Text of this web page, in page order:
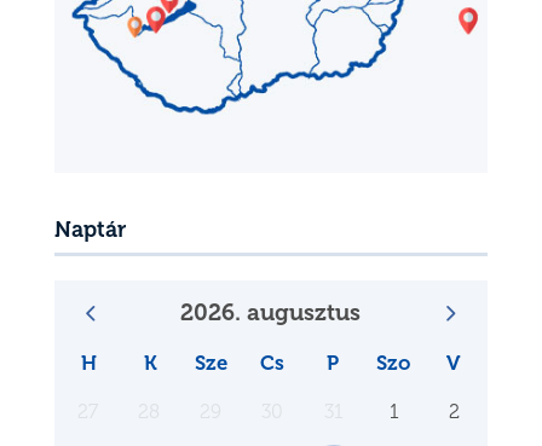
Naptár
2026. augusztus
H K Sze Cs P Szo V
1 2